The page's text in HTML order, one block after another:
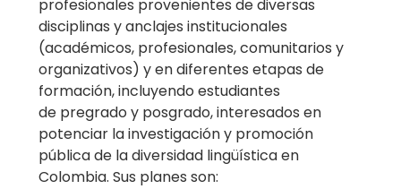
profesionales provenientes de diversas
disciplinas y anclajes institucionales
(académicos, profesionales,comunitarios y
organizativos) y en diferentes etapas de
formación, incluyendo estudiantes
de pregrado y posgrado, interesados en
potenciar la investigación y promoción
pública de la diversidad lingüística en
Colombia. Sus planes son: